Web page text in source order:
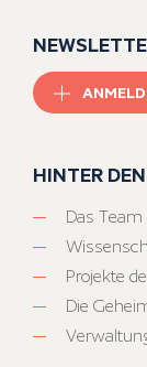
HINTER
Das Team
Projekte
Die